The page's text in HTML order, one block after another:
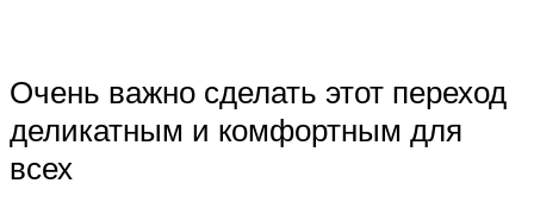
Очень важно сделать этот переход
деликатным и комфортным для
всех